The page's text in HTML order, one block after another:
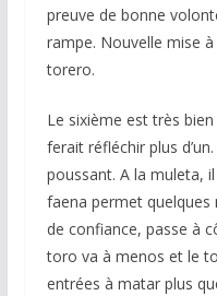
preuve de bonne
rampe. Nouvelle mise
torero.
Le sixième est très
ferait réfléchir plus
poussant. A la muleta,
faena permet quelques
de confiance, passe à
toro va à menos et le
entrées à matar plus